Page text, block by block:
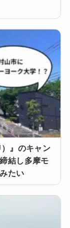
』のキャン
結し多摩モ
たい